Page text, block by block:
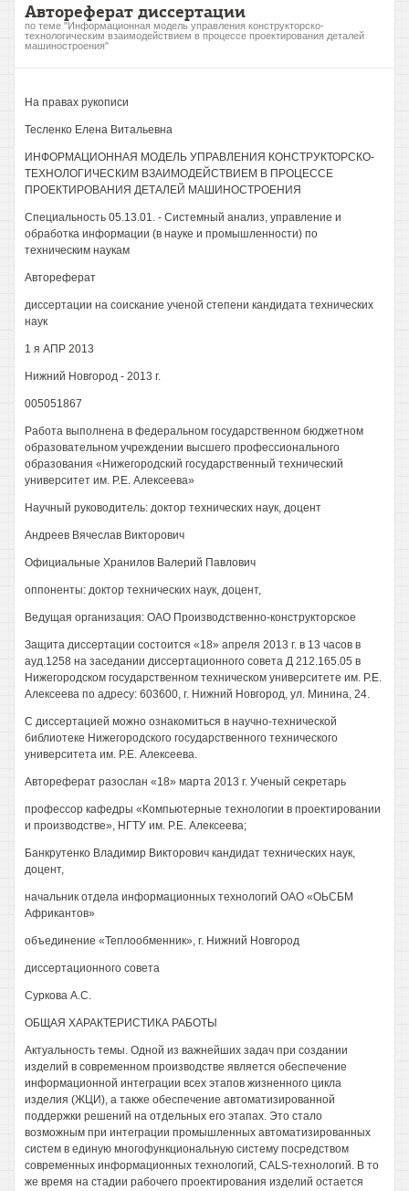
Автореферат диссертации
по теме "Информационная модель управления конструкторско-
технологическим взаимодействием в процессе проектирования деталей
машиностроения"
На правах рукописи
Тесленко Елена Витальевна
ИНФОРМАЦИОННАЯ МОДЕЛЬ УПРАВЛЕНИЯ КОНСТРУКТОРСКО-
ТЕХНОЛОГИЧЕСКИМ ВЗАИМОДЕЙСТВИЕМ В ПРОЦЕССЕ
ПРОЕКТИРОВАНИЯ ДЕТАЛЕЙ МАШИНОСТРОЕНИЯ
Специальность 05.13.01. - Системный анализ, управление и
обработка информации (в науке и промышленности) по
техническим наукам
Автореферат
диссертации на соискание ученой степени кандидата технических
наук
1 я АПР 2013
Нижний Новгород - 2013 г.
005051867
Работа выполнена в федеральном государственном бюджетном
образовательном учреждении высшего профессионального
образования «Нижегородский государственный технический
университет им. P.E. Алексеева»
Научный руководитель: доктор технических наук, доцент
Андреев Вячеслав Викторович
Официальные Хранилов Валерий Павлович
оппоненты: доктор технических наук, доцент,
Ведущая организация: ОАО Производственно-конструкторское
Защита диссертации состоится «18» апреля 2013 г. в 13 часов в
ауд.1258 на заседании диссертационного совета Д 212.165.05 в
Нижегородском государственном техническом университете им. P.E.
Алексеева по адресу: 603600, г. Нижний Новгород, ул. Минина, 24.
С диссертацией можно ознакомиться в научно-технической
библиотеке Нижегородского государственного технического
университета им. P.E. Алексеева.
Автореферат разослан «18» марта 2013 г. Ученый секретарь
профессор кафедры «Компьютерные технологии в проектировании
и производстве», НГТУ им. P.E. Алексеева;
Банкрутенко Владимир Викторович кандидат технических наук,
доцент,
начальник отдела информационных технологий ОАО «ОЬСБМ
Африкантов»
объединение «Теплообменник», г. Нижний Новгород
диссертационного совета
Суркова A.C.
ОБЩАЯ ХАРАКТЕРИСТИКА РАБОТЫ
Актуальность темы. Одной из важнейших задач при создании
изделий в современном производстве является обеспечение
информационной интеграции всех этапов жизненного цикла
изделия (ЖЦИ), а также обеспечение автоматизированной
поддержки решений на отдельных его этапах. Это стало
возможным при интеграции промышленных автоматизированных
систем в единую многофункциональную систему посредством
современных информационных технологий, CALS-технологий. В то
же время на стадии рабочего проектирования изделий остается